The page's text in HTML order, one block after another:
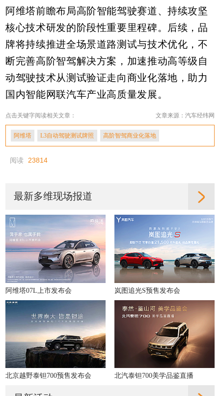
阿维塔前瞻布局高阶智能驾驶赛道、持续攻坚
核心技术研发的阶段性重要里程碑。后续，品
牌将持续推进全场景道路测试与技术优化，不
断完善高阶智驾解决方案，加速推动高等级自
动驾驶技术从测试验证走向商业化落地，助力
国内智能网联汽车产业高质量发展。
点击关键字阅读相关文章： 文章来源：汽车经纬网
阿维塔 L3自动驾驶测试牌照 高阶智驾商业化落地
阅读 23814
最新多维现场报道
阿维塔07L上市发布会 岚图追光S预售发布会
北京越野泰钽700预售发布会 北汽泰钽700美学品鉴直播